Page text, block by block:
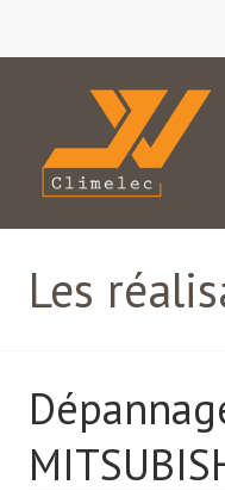
JV
Les